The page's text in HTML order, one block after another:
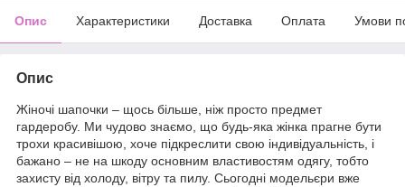
Опис Характеристики Доставка Оплата Умови
Опис
Жіночі шапочки – щось більше, ніж просто предмет
гардеробу. Ми чудово знаємо, що будь-яка жінка прагне бути
трохи красивішою, хоче підкреслити свою індивідуальність, і
бажано – не на шкоду основним властивостям одягу, тобто
захисту від холоду, вітру та пилу. Сьогодні модельєри вже